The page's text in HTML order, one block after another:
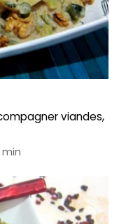
viandes,